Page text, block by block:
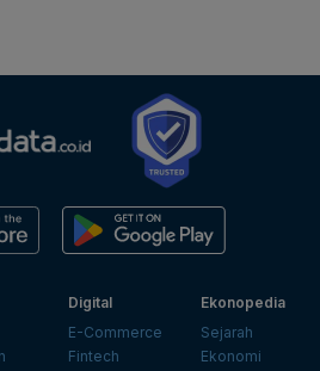
Digital
E-Commerce
Fintech
Ekonopedia
Sejarah
Ekonomi